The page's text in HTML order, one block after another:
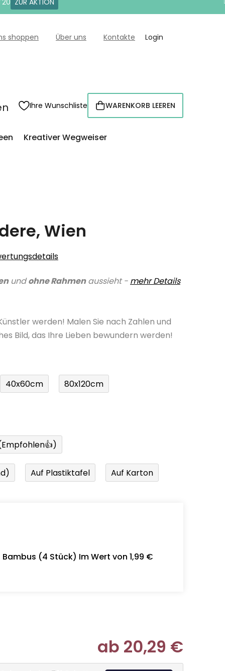
ZUR AKTION
shoppen Über uns Kontakte Login
Ihre Wunschliste WARENKORB
WARENKORB LEEREN
Kreativer Wegweiser
Wien
undohne Rahmenaussieht - mehr Details
werden! Malen Sie nach Zahlen und
Bild, das Ihre Lieben bewundern werden!
40x60cm 80x120cm
Auf Plastiktafel Auf Karton
(4 Stück) Im Wert von 1,99 €
ab 20,29 €